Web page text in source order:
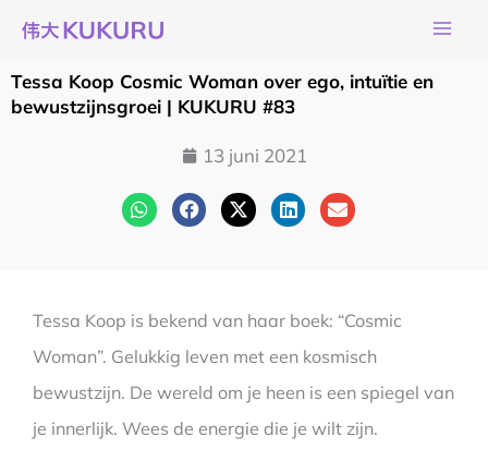
naar
de
inhoud
Tessa Koop Cosmic Woman over ego, intuïtie en
bewustzijnsgroei | KUKURU #83
13 juni 2021
Tessa Koop is bekend van haar boek: “Cosmic
Woman”. Gelukkig leven met een kosmisch
bewustzijn. De wereld om je heen is een spiegel van
je innerlijk. Wees de energie die je wilt zijn.